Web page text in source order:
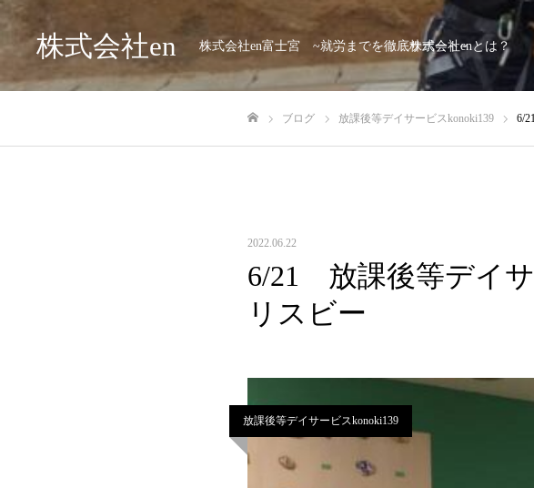
株式会社en 株式会社en富士宮 ~就労までを徹底サポート~
株式会社enとは？
ブログ 放課後等デイサービスkonoki139 6/
2022.06.22
6/21 放課後等デイ
リスビー
放課後等デイサービスkonoki139